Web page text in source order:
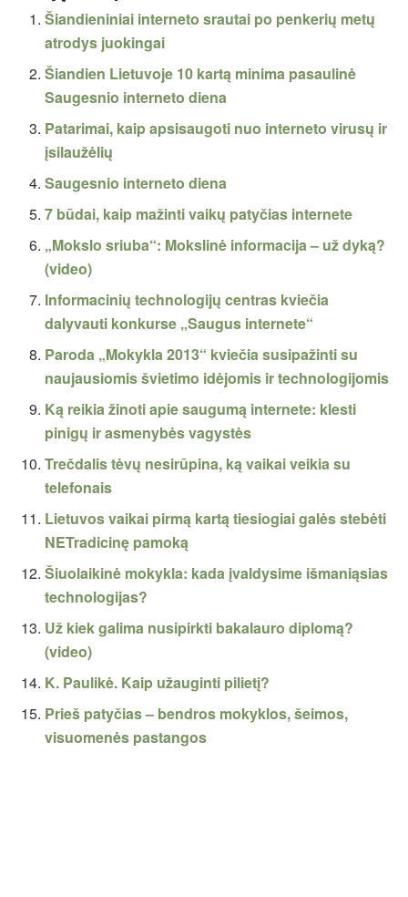
Šiandieniniai interneto srautai po penkerių metų
atrodys juokingai
Šiandien Lietuvoje 10 kartą minima pasaulinė
Saugesnio interneto diena
Patarimai, kaip apsisaugoti nuo interneto virusų ir
įsilaužėlių
Saugesnio interneto diena
7 būdai, kaip mažinti vaikų patyčias internete
„Mokslo sriuba“: Mokslinė informacija – už dyką?
(video)
Informacinių technologijų centras kviečia
dalyvauti konkurse „Saugus internete“
Paroda „Mokykla 2013“ kviečia susipažinti su
naujausiomis švietimo idėjomis ir technologijomis
Ką reikia žinoti apie saugumą internete: klesti
pinigų ir asmenybės vagystės
Trečdalis tėvų nesirūpina, ką vaikai veikia su
telefonais
Lietuvos vaikai pirmą kartą tiesiogiai galės stebėti
NETradicinę pamoką
Šiuolaikinė mokykla: kada įvaldysime išmaniąsias
technologijas?
Už kiek galima nusipirkti bakalauro diplomą?
(video)
K. Paulikė. Kaip užauginti pilietį?
Prieš patyčias – bendros mokyklos, šeimos,
visuomenės pastangos